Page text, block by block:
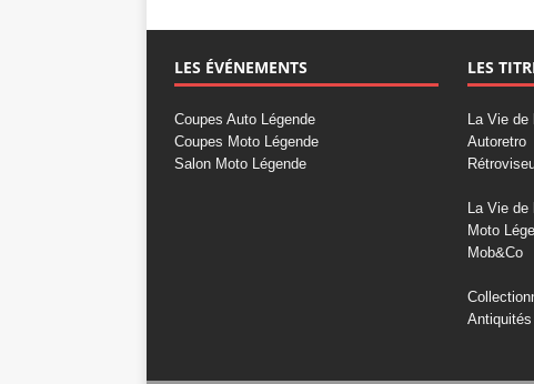
LES ÉVÉNEMENTS
Coupes Auto Légende
Coupes Moto Légende
Salon Moto Légende
LES
La Vie de
Autoretro
La Vie de
Moto
Mob&Co